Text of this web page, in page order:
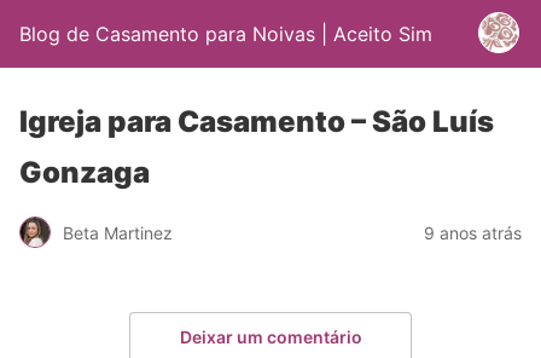
Blog de Casamento para Noivas | Aceito Sim
Igreja para Casamento – São Luís
Gonzaga
Beta Martinez 9 anos atrás
Deixar um comentário